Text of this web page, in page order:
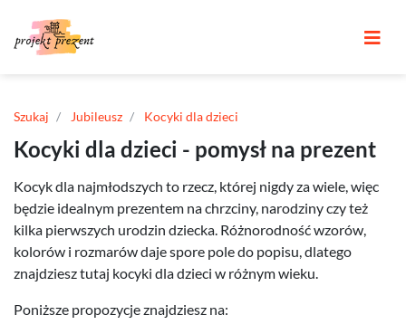
Szukaj Jubileusz Kocyki dla dzieci
Kocyki dla dzieci - pomysł na prezent
Kocyk dla najmłodszych to rzecz, której nigdy za wiele, więc
będzie idealnym prezentem na chrzciny, narodziny czy też
kilka pierwszych urodzin dziecka. Różnorodność wzorów,
kolorów i rozmarów daje spore pole do popisu, dlatego
znajdziesz tutaj kocyki dla dzieci w różnym wieku.
Poniższe propozycje znajdziesz na: